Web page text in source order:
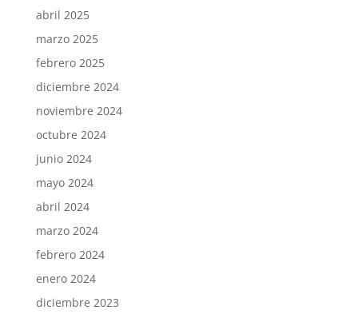
abril 2025
marzo 2025
febrero 2025
diciembre 2024
noviembre 2024
octubre 2024
junio 2024
mayo 2024
abril 2024
marzo 2024
febrero 2024
enero 2024
diciembre 2023